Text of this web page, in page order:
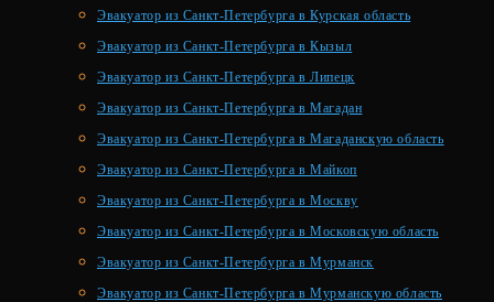
Эвакуатор из Санкт-Петербурга в Курская область
Эвакуатор из Санкт-Петербурга в Кызыл
Эвакуатор из Санкт-Петербурга в Липецк
Эвакуатор из Санкт-Петербурга в Магадан
Эвакуатор из Санкт-Петербурга в Магаданскую область
Эвакуатор из Санкт-Петербурга в Майкоп
Эвакуатор из Санкт-Петербурга в Москву
Эвакуатор из Санкт-Петербурга в Московскую область
Эвакуатор из Санкт-Петербурга в Мурманск
Эвакуатор из Санкт-Петербурга в Мурманскую область